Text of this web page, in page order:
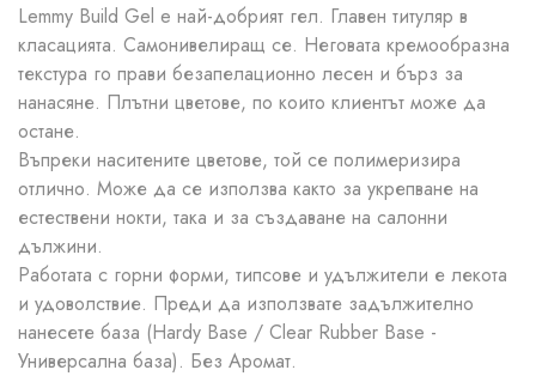
Lemmy Build Gel e най-добрият гел. Главен титуляр в
класацията. Самонивелиращ се. Неговата кремообразна
текстура го прави безапелационно лесен и бърз за
нанасяне. Плътни цветове, по които клиентът може да
остане.
Въпреки наситените цветове, той се полимеризира
отлично. Може да се използва както за укрепване на
естествени нокти, така и за създаване на салонни
дължини.
Работата с горни форми, типсове и удължители е лекота
и удоволствие. Преди да използвате задължително
нанесете база (Hardy Base / Clear Rubber Base -
Универсална база). Без Аромат.